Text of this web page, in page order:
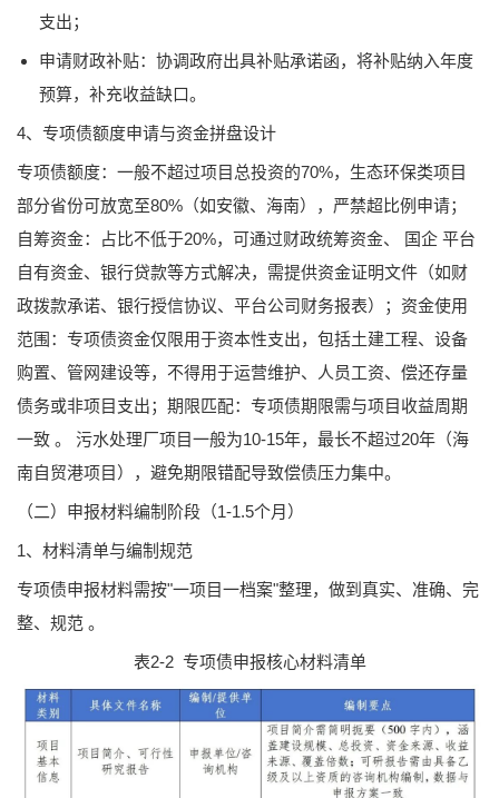
支出；
申请财政补贴：协调政府出具补贴承诺函，将补贴纳入年度
预算，补充收益缺口。
4、专项债额度申请与资金拼盘设计
专项债额度：一般不超过项目总投资的70%，生态环保类项目
部分省份可放宽至80%（如安徽、海南），严禁超比例申请；
自筹资金：占比不低于20%，可通过财政统筹资金、 国企 平台
自有资金、银行贷款等方式解决，需提供资金证明文件（如财
政拨款承诺、银行授信协议、平台公司财务报表）；资金使用
范围：专项债资金仅限用于资本性支出，包括土建工程、设备
购置、管网建设等，不得用于运营维护、人员工资、偿还存量
债务或非项目支出；期限匹配：专项债期限需与项目收益周期
一致 。 污水处理厂项目一般为10-15年，最长不超过20年（海
南自贸港项目），避免期限错配导致偿债压力集中。
（二）申报材料编制阶段（1-1.5个月）
1、材料清单与编制规范
专项债申报材料需按"一项目一档案"整理，做到真实、准确、完
整、规范 。
表2-2 专项债申报核心材料清单